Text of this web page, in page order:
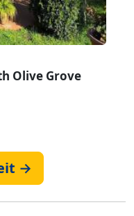
Olive Grove
→